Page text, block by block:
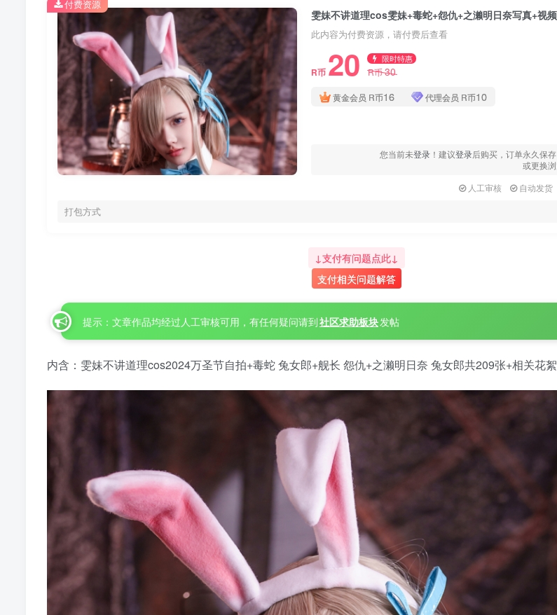
雯妹不讲道理cos雯妹+毒蛇+怨仇+之濑明日奈写真+视频
此内容为付费资源，请付费后查看
R币 20 限时特惠
R币30
黄金会员 R币16 代理会员 R币10
您当前未登录 ！建议登录后购买，订单永久保
或更换
人工审核
自动发货
打包方式
付费资源
↓支付有问题点此↓
支付相关问题解答
提示：文章作品均经过人工审核可用，有任何疑问请到社区求助板块发帖
内含：雯妹不讲道理cos2024万圣节自拍+毒蛇 兔女郎+舰长 怨仇+之濑明日奈 兔女郎共209张+相关花